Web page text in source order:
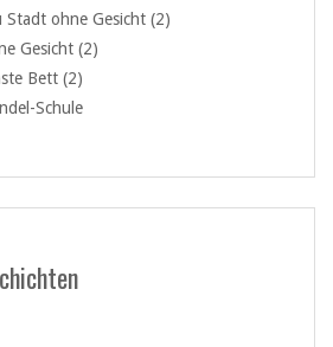
Stadt ohne Gesicht (2)
Gesicht (2)
Bett (2)
Schule